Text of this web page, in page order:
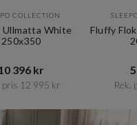
COLLECTION
Ullmatta White
250x350
396 kr​​
pris 12 995 kr​​
Fluffy
Rek.